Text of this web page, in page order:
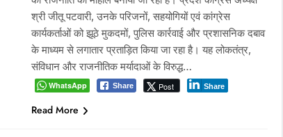
संविधान और राजनीतिक मर्यादाओं के विरुद्ध…
WhatsApp Share Post
Read More
पर्यटन क्विज प्रतियोगिता में 117 विद्यालयों की
सहभागिता, डीडी नगर मॉडल विद्यालय रहा प्रथम